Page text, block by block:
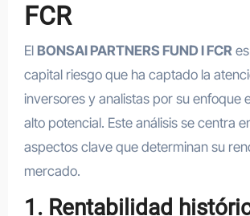
FCR
El BONSAI PARTNERS FUND I FCR
capital riesgo que ha captado la
inversores y analistas por su enfoque
alto potencial. Este análisis se centra
aspectos clave que determinan su
mercado.
1. Rentabilidad